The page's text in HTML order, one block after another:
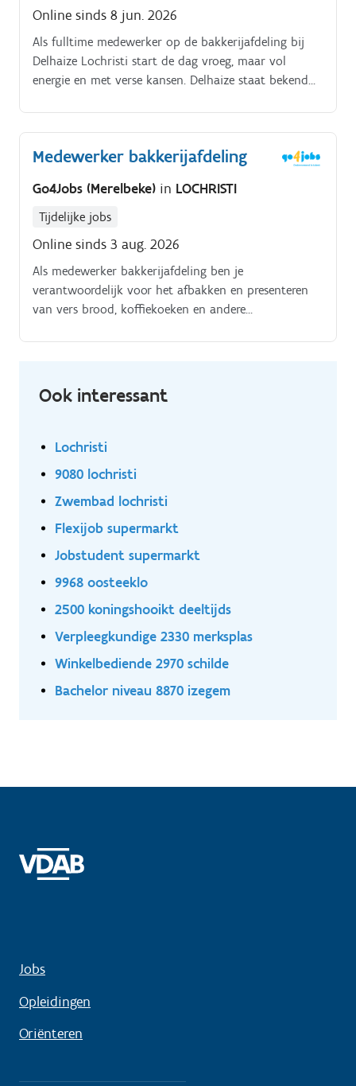
Online sinds 8 jun. 2026
Als fulltime medewerker op de bakkerijafdeling bij
Delhaize Lochristi start de dag vroeg, maar vol
energie en met verse kansen. Delhaize staat bekend
Medewerker bakkerijafdeling
Go4Jobs (Merelbeke) in LOCHRISTI
Tijdelijke jobs
Online sinds 3 aug. 2026
Als medewerker bakkerijafdeling ben je
verantwoordelijk voor het afbakken en presenteren
van vers brood, koffiekoeken en andere
van de producten en zorgt ervoor dat de rekken
je vroeg, bak je producten af, presenteer je het
assortiment aantrekkelijk en hou je de afdeling netjes
Ook interessant
Lochristi
9080 lochristi
Zwembad lochristi
Flexijob supermarkt
Jobstudent supermarkt
9968 oosteeklo
2500 koningshooikt deeltijds
Verpleegkundige 2330 merksplas
Winkelbediende 2970 schilde
Bachelor niveau 8870 izegem
Jobs
Opleidingen
Oriënteren